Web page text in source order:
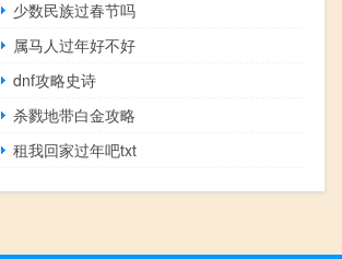
少数民族过春节吗
属马人过年好不好
dnf攻略史诗
杀戮地带白金攻略
租我回家过年吧txt